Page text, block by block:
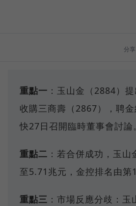
分享
重點一 ：玉山金（2884）
收購三商壽（2867），聘
快27日召開臨時董事會討論。
重點二 ：若合併成功，玉
至5.71兆元，金控排名由第
重點三 ：市場反應分歧：玉